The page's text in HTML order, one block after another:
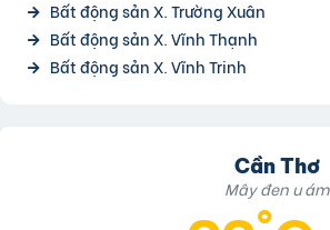
Bất động sản X. Trường Xuân
Bất động sản X. Vĩnh Thạnh
Bất động sản X. Vĩnh Trinh
Cần Thơ
Mây đen u ám